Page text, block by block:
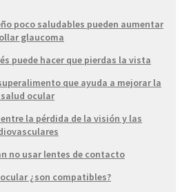
poco saludables pueden aumentar
glaucoma
puede hacer que pierdas la vista
que ayuda a mejorar la
ocular
la pérdida de la visión y las
no usar lentes de contacto
¿son compatibles?